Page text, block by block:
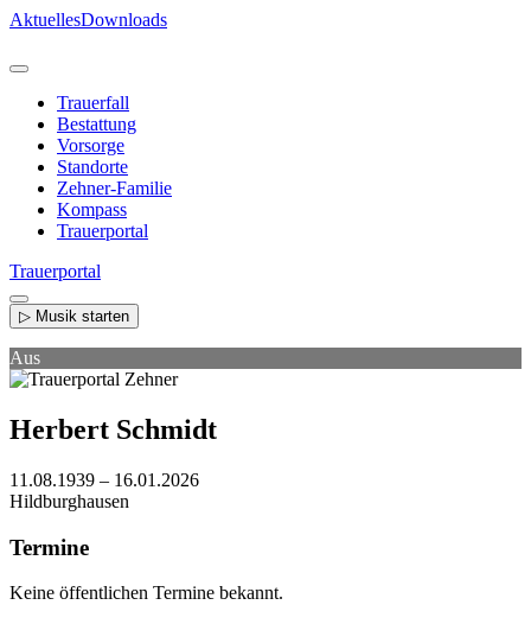
Direkt
Inhalt
AktuellesDownloads
Trauerfall
Bestattung
Vorsorge
Standorte
Zehner-Familie
Kompass
Trauerportal
Trauerportal
▷ Musik starten
Aus
Herbert Schmidt
11.08.1939 – 16.01.2026
Hildburghausen
Termine
Keine öffentlichen Termine bekannt.